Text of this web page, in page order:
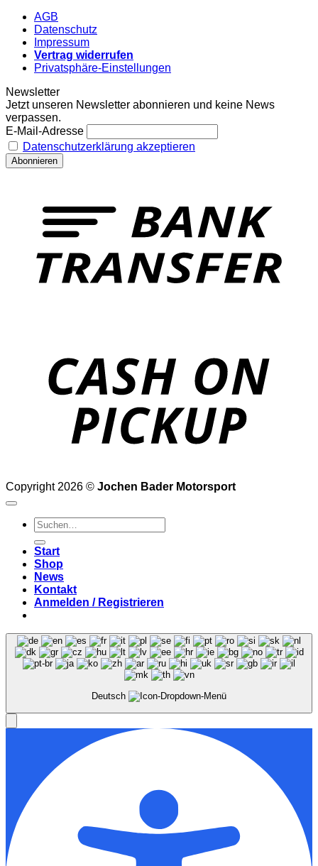
AGB
Datenschutz
Impressum
Vertrag widerrufen
Privatsphäre-Einstellungen
Newsletter
Jetzt unseren Newsletter abonnieren und keine News
verpassen.
E-Mail-Adresse
Datenschutzerklärung akzeptieren
Copyright 2026 © Jochen Bader Motorsport
Suchen
nach:
Start
Shop
News
Kontakt
Anmelden / Registrieren
Deutsch